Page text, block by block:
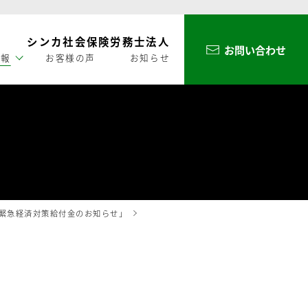
シンカ社会保険労務士法人
お客様の声 お知らせ お問い合わせ
経済対策給付金のお知らせ」